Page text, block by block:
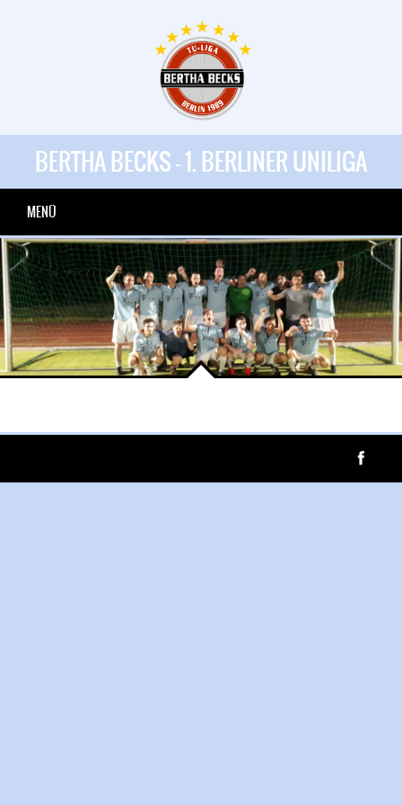
BERTHA BECKS - 1. BERLINER UNILIGA
MENÜ